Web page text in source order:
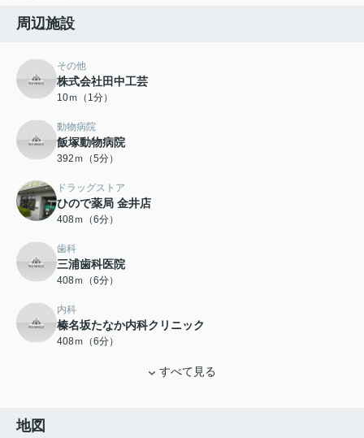
周辺施設
その他
株式会社田中工芸
10ｍ（1分）
動物病院
飯塚動物病院
392ｍ（5分）
ドラッグストア
ひので薬局 金井店
408ｍ（6分）
歯科
三浦歯科医院
408ｍ（6分）
内科
榛名坂たなか内科クリニック
408ｍ（6分）
すべて見る
地図